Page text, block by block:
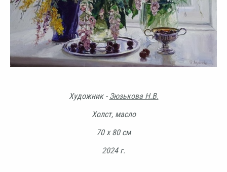
Художник - Зюзькова Н.В.
Холст, масло
70 х 80 см
2024 г.